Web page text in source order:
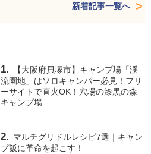
新着記事一覧へ
【大阪府貝塚市】キャンプ場「渓
流園地」はソロキャンパー必見！フリ
ーサイトで直火OK！穴場の漆黒の森
キャンプ場
マルチグリドルレシピ7選｜キャン
プ飯に革命を起こす！